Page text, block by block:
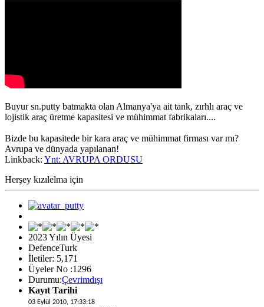
Buyur sn.putty batmakta olan Almanya'ya ait tank, zırhlı araç ve
lojistik araç üretme kapasitesi ve mühimmat fabrikaları....
Bizde bu kapasitede bir kara araç ve mühimmat firması var mı?
Avrupa ve dünyada yapılanan!
Linkback: Ynt: AVRUPA ORDUSU
Herşey kızılelma için
2023 Yılın Üyesi
DefenceTurk
İletiler: 5,171
Üyeler No :1296
Durumu:Çevrimdışı
Kayıt Tarihi
03 Eylül 2010, 17:33:18